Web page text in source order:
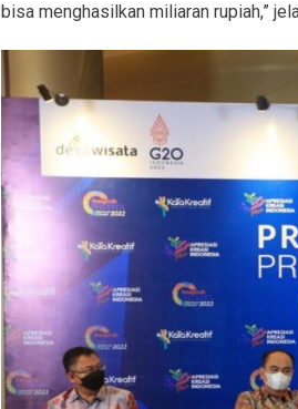
bisa menghasilkan miliaran rupiah,”